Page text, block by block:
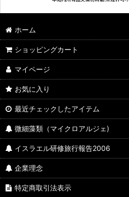
ホーム
ショッピングカート
マイページ
お気に入り
最近チェックしたアイテム
微細藻類（マイクロアルジェ)
イスラエル研修旅行報告2006
企業理念
特定商取引法表示